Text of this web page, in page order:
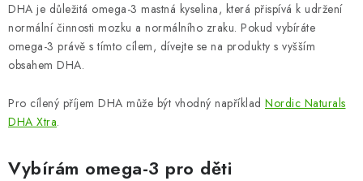
DHA je důležitá omega-3 mastná kyselina, která přispívá k udržení
normální činnosti mozku a normálního zraku. Pokud vybíráte
omega-3 právě s tímto cílem, dívejte se na produkty s vyšším
obsahem DHA.
Pro cílený příjem DHA může být vhodný například Nordic Naturals
DHA Xtra.
Vybírám omega-3 pro děti